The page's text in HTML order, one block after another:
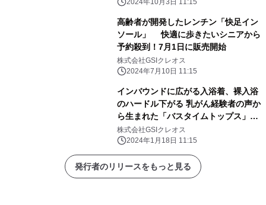
2024年10月3日 11:15
高齢者が開発したレンチン「快足イン
ソール」 快適に歩きたいシニアから
予約殺到！7月1日に販売開始
株式会社GSIクレオス
2024年7月10日 11:15
インバウンドに広がる入浴着、裸入浴
のハードル下がる 乳がん経験者の声か
ら生まれた「バスタイムトップス」訪
日客に好評
株式会社GSIクレオス
2024年1月18日 11:15
発行者のリリースをもっと見る